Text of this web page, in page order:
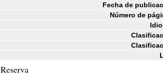
Fecha de
Número de
Reserva